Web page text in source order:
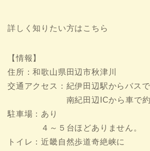
詳しく知りたい方はこちら
【情報】
住所：和歌山県田辺市秋津川
交通アクセス：紀伊田辺駅からバス
南紀田辺ICから車で約
駐車場：あり
４～５台ほどありません。
トイレ：近畿自然歩道奇絶峡に